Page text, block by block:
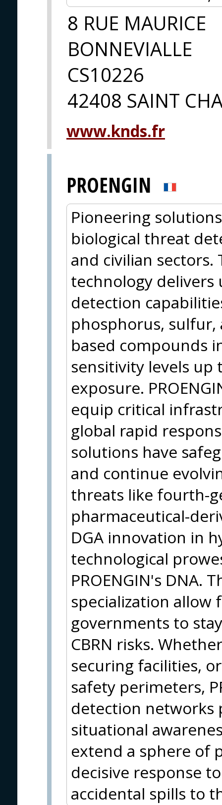
8 RUE MAURICE
BONNEVIALLE
CS10226
42408 SAINT
www.knds.fr
PROENGIN
Pioneering
biological threat
and civilian
technology
detection
phosphorus, sulfur,
based compounds
sensitivity levels up
exposure.
equip critical
global rapid
solutions have
and continue
threats like fourth-
pharmaceutical-
DGA innovation in
technological
PROENGIN's DNA.
specialization allow
governments to
CBRN risks.
securing facilities,
safety perimeters,
detection networks
situational
extend a sphere of
decisive response
accidental spills to